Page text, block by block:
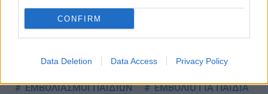
CONFIRM
Data Deletion Data Access Privacy Policy
Στην Κατηγορία:ΥΓΕΙΑ
ΕΜΒΟΛΙΑΣΜΟΙ ΠΑΙΔΙΩΝ
ΕΜΒΟΛΙΟ ΓΙΑ ΠΑΙΔΙΑ